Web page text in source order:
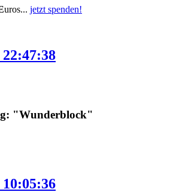
uros... jetzt spenden!
22:47:38
"Wunderblock"
10:05:36